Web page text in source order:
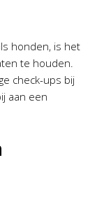
honden, is het
te houden.
check-ups bij
aan een